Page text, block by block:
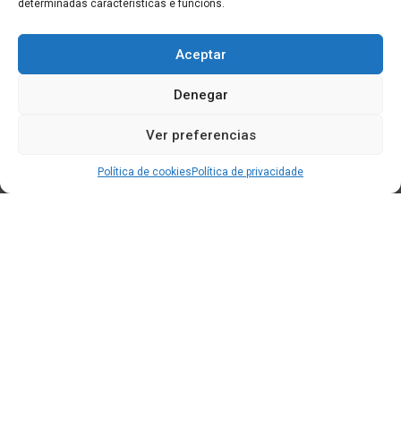
determinadas características e funcións.
Aceptar
Denegar
Ver preferencias
Política de cookies Política de privacidade